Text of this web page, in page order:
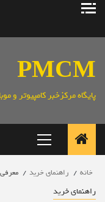
پرش
PMCM
پایگاه مرکزخبر کامپیوتر و
اصلی
خانه راهنمای خرید معرفی
راهنمای خرید